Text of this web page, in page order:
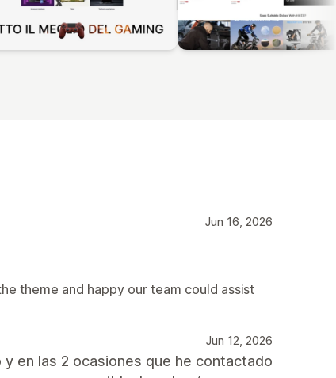
Jun 16, 2026
theme and happy our team could assist
Jun 12, 2026
en las 2 ocasiones que he contactado